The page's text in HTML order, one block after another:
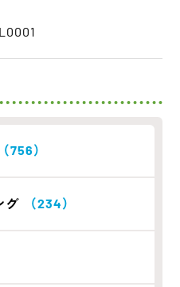
（756）
グ （234）